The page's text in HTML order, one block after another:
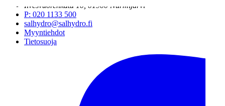
Ilvesvuorenkatu 10, 01900 Nurmijärvi
P: 020 1133 500
salhydro@salhydro.fi
Myyntiehdot
Tietosuoja